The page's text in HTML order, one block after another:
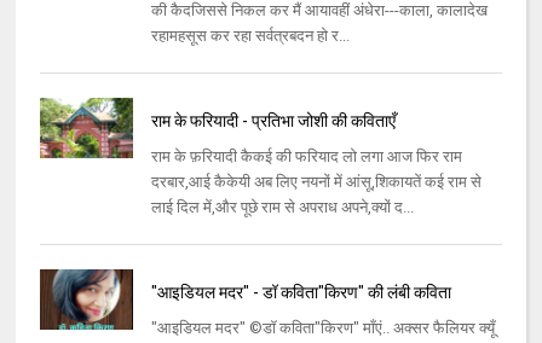
की कैदजिससे निकल कर मैं आयावहीं अंधेरा---काला, कालादेख
रहामहसूस कर रहा सर्वत्रबदन हो र...
राम के फरियादी - प्रतिभा जोशी की कविताएँ
राम के फ़रियादी कैकई की फरियाद लो लगा आज फिर राम
दरबार,आई कैकेयी अब लिए नयनों में आंसू,शिकायतें कई राम से
लाई दिल में,और पूछे राम से अपराध अपने,क्यों द...
"आइडियल मदर" - डॉ कविता"किरण" की लंबी कविता
"आइडियल मदर" ©डॉ कविता"किरण" माँएं.. अक्सर फैलियर क्यूँ